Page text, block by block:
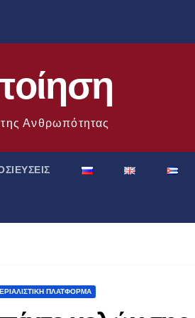
Ανθρωπότητας
ΠΛΑΤΦΌΡΜΑ